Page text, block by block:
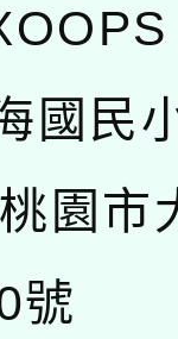
國民
園市
號